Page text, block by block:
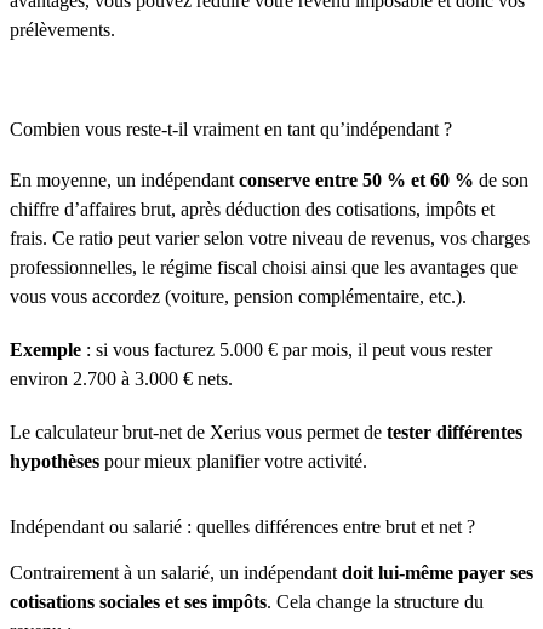
prélèvements.
Combien vous reste-t-il vraiment en tant qu’indépendant ?
En moyenne, un indépendant conserve entre 50 % et 60 % de son
chiffre d’affaires brut, après déduction des cotisations, impôts et
frais. Ce ratio peut varier selon votre niveau de revenus, vos charges
professionnelles, le régime fiscal choisi ainsi que les avantages que
vous vous accordez (voiture, pension complémentaire, etc.).
Exemple : si vous facturez 5.000 € par mois, il peut vous rester
environ 2.700 à 3.000 € nets.
Le calculateur brut-net de Xerius vous permet de tester différentes
hypothèses pour mieux planifier votre activité.
Indépendant ou salarié : quelles différences entre brut et net ?
Contrairement à un salarié, un indépendant doit lui-même payer ses
cotisations sociales et ses impôts. Cela change la structure du